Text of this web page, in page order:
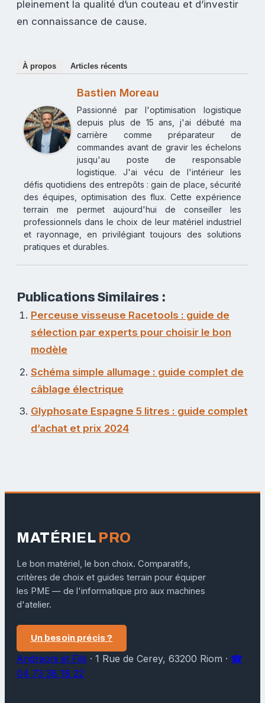
pleinement la qualité d’un couteau et d’investir
en connaissance de cause.
À propos Articles récents
Bastien Moreau
Passionné par l'optimisation logistique
depuis plus de 15 ans, j'ai débuté ma
carrière comme préparateur de
commandes avant de gravir les échelons
jusqu'au poste de responsable
logistique. J'ai vécu de l'intérieur les
défis quotidiens des entrepôts : gain de place, sécurité
des équipes, optimisation des flux. Cette expérience
terrain me permet aujourd'hui de conseiller les
professionnels dans le choix de leur matériel industriel
et rayonnage, en privilégiant toujours des solutions
pratiques et durables.
Publications Similaires :
Perceuse visseuse Racetools : guide de
sélection par experts pour choisir le bon
modèle
Schéma simple allumage : guide complet de
câblage électrique
Glyphosate Espagne 5 litres : guide complet
d’achat et prix 2024
MATÉRIEL PRO
Le bon matériel, le bon choix. Comparatifs,
critères de choix et guides terrain pour équiper
les PME — de l'informatique pro aux machines
d'atelier.
Un besoin précis ?
Andreoni et Fils ·1 Rue de Cerey, 63200 Riom · ☎
04 73 38 18 22